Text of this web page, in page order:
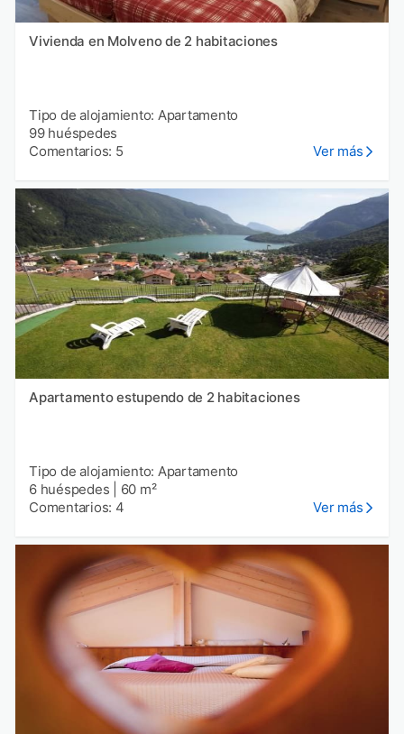
Vivienda en Molveno de 2 habitaciones
Tipo de alojamiento: Apartamento
99 huéspedes
Comentarios: 5
Ver más
Apartamento estupendo de 2 habitaciones
Tipo de alojamiento: Apartamento
6 huéspedes
60 m²
Comentarios: 4
Ver más